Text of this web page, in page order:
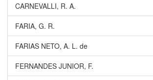
CARNEVALLI, R. A.
FARIA, G. R.
FARIAS NETO, A. L. de
FERNANDES JUNIOR, F.